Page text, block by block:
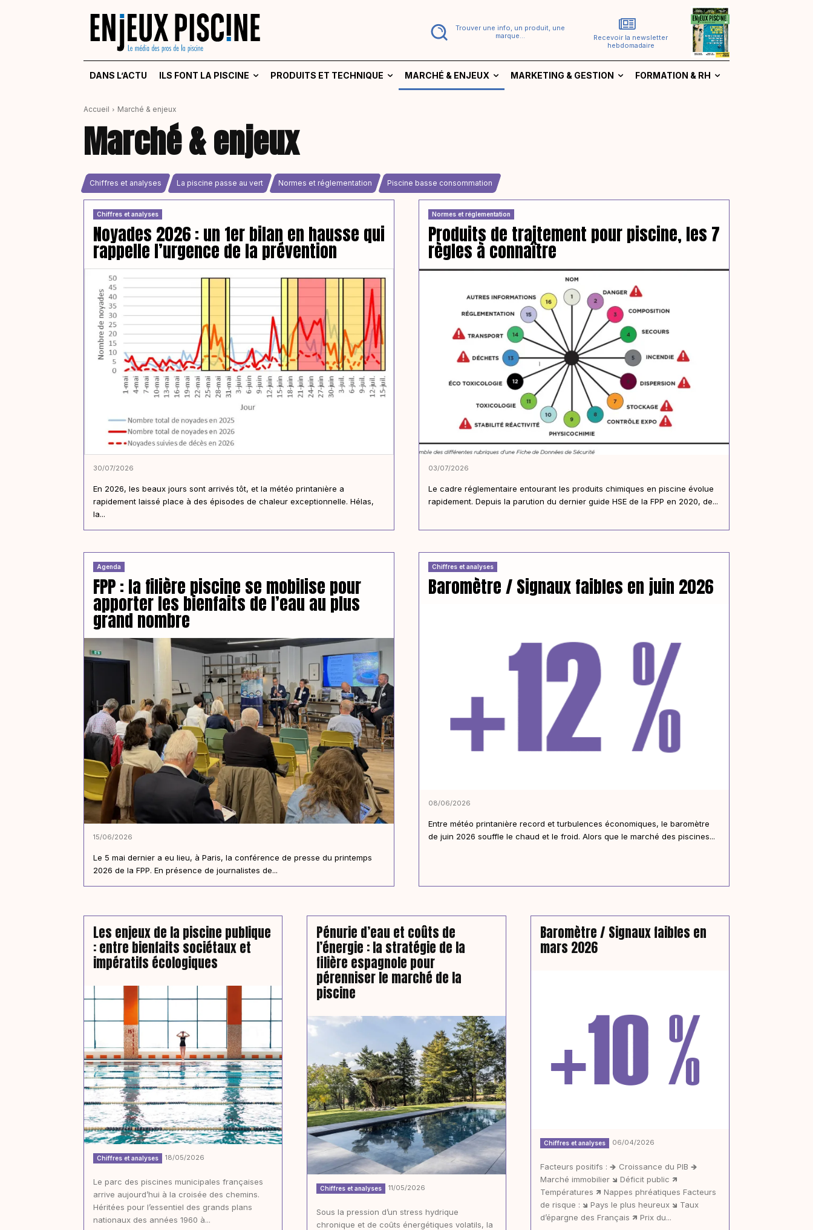
Trouver une info, un produit, une
marque...
Recevoir la newsletter
hebdomadaire
DANS L’ACTU ILS FONT LA PISCINE PRODUITS ET TECHNIQUE MARCHÉ & ENJEUX MARKETING & GESTION FORMATION & RH
Accueil Marché & enjeux
Marché & enjeux
Chiffres et analyses La piscine passe au vert Normes et réglementation Piscine basse consommation
Chiffres et analyses
Noyades 2026 : un 1er bilan en hausse qui
rappelle l’urgence de la prévention
30/07/2026
En 2026, les beaux jours sont arrivés tôt, et la météo printanière a
rapidement laissé place à des épisodes de chaleur exceptionnelle. Hélas,
la...
Normes et réglementation
Produits de traitement pour piscine, les 7
règles à connaître
03/07/2026
Le cadre réglementaire entourant les produits chimiques en piscine évolue
rapidement. Depuis la parution du dernier guide HSE de la FPP en 2020, de...
Agenda
FPP : la filière piscine se mobilise pour
apporter les bienfaits de l’eau au plus
grand nombre
15/06/2026
Le 5 mai dernier a eu lieu, à Paris, la conférence de presse du printemps
2026 de la FPP. En présence de journalistes de...
Chiffres et analyses
Baromètre / Signaux faibles en juin 2026
08/06/2026
Entre météo printanière record et turbulences économiques, le baromètre
de juin 2026 souffle le chaud et le froid. Alors que le marché des piscines...
Les enjeux de la piscine publique
: entre bienfaits sociétaux et
impératifs écologiques
Chiffres et analyses 18/05/2026
Le parc des piscines municipales françaises
arrive aujourd’hui à la croisée des chemins.
Héritées pour l’essentiel des grands plans
nationaux des années 1960 à...
Pénurie d’eau et coûts de
l’énergie : la stratégie de la
filière espagnole pour
pérenniser le marché de la
piscine
Chiffres et analyses 11/05/2026
Sous la pression d’un stress hydrique
chronique et de coûts énergétiques volatils, la
Baromètre / Signaux faibles en
mars 2026
Chiffres et analyses 06/04/2026
Facteurs positifs : 🡺 Croissance du PIB 🡺
Marché immobilier 🡾 Déficit public 🡽
Températures 🡽 Nappes phréatiques Facteurs
de risque : 🡾 Pays le plus heureux 🡾 Taux
d’épargne des Français 🡽 Prix du...